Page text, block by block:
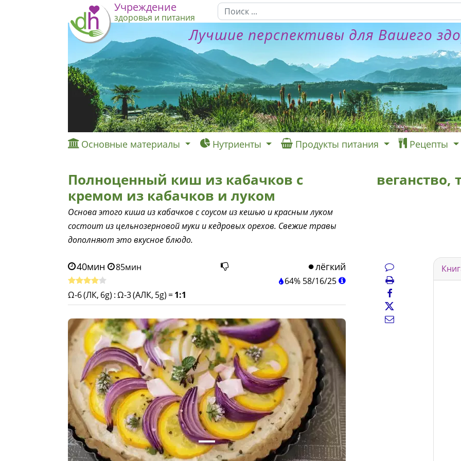
Учреждение
здоровья и питания
Лучшие перспективы для Вашего
Основные материалы Нутриенты Продукты питания Рецепты
Полноценный киш из кабачков с
кремом из кабачков и луком
Основа этого киша из кабачков с соусом из кешью и красным луком
состоит из цельнозерновой муки и кедровых орехов. Свежие травы
дополняют это вкусное блюдо.
веганство,
40мин 85мин лёгкий
64% 58/16/25
Ω-6 (ЛК, 6g) :Ω-3 (АЛК, 5g) =1:1